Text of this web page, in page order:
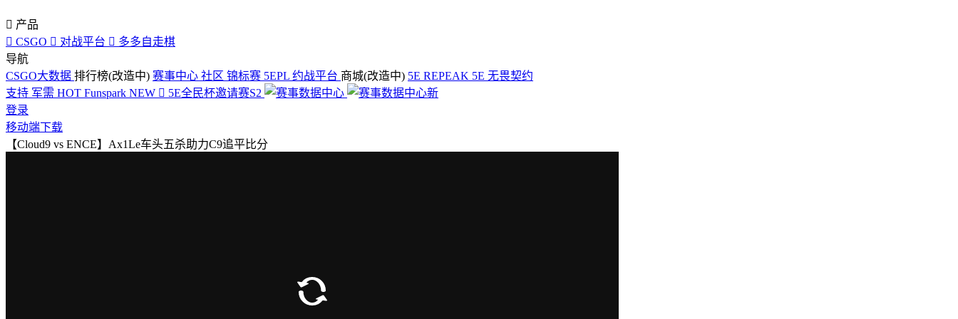
 产品
 CSGO  对战平台  多多自走棋
导航
CSGO大数据 排行榜(改造中) 赛事中心 社区 锦标赛 5EPL 约战平台 商城(改造中) 5E REPEAK 5E 无畏契约
支持 军需 HOT Funspark NEW  5E全民杯邀请赛S2
登录
移动端下载
【Cloud9 vs ENCE】Ax1Le车头五杀助力C9追平比分